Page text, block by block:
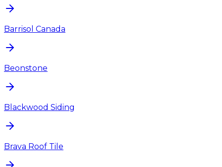
Barrisol Canada
Beonstone
Blackwood Siding
Brava Roof Tile